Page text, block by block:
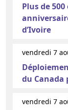
Plus de
d’Ivoire
vendredi 7
du Canada
vendredi 7